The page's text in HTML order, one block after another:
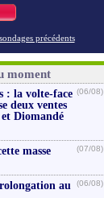
précédents
moment
: la volte-face
deux ventes
Diomandé
(06/08)
masse
(07/08)
au
(06/08)